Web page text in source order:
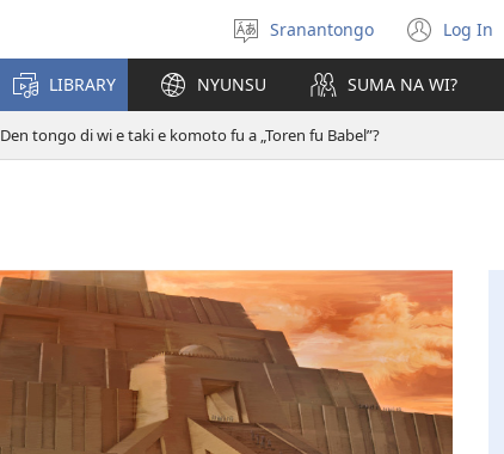
Tongo
Sranantongo Log In
(opent
nieuw
venster)
LIBRARY NYUNSU SUMA NA WI?
Den tongo di wi e taki e komoto fu a „Toren fu Babel”?